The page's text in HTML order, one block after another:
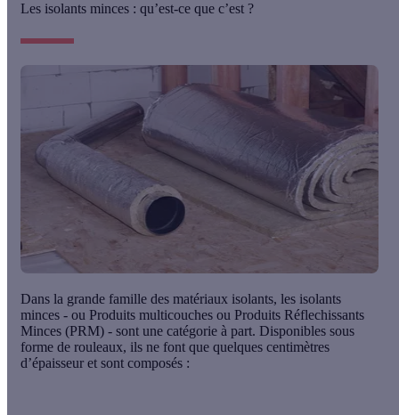
Les isolants minces : qu’est-ce que c’est ?
Dans la grande famille des matériaux isolants, les isolants
minces - ou Produits multicouches ou Produits Réflechissants
Minces (PRM) - sont une catégorie à part. Disponibles sous
forme de rouleaux, ils ne font que quelques centimètres
d’épaisseur et sont composés :